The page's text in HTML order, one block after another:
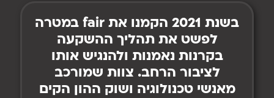
בשנת 2021 הקמנו את fair במטרה
לפשט את תהליך ההשקעה
בקרנות נאמנות ולהנגיש אותו
לציבור הרחב. צוות שמורכב
מאנשי טכנולוגיה ושוק ההון הקים